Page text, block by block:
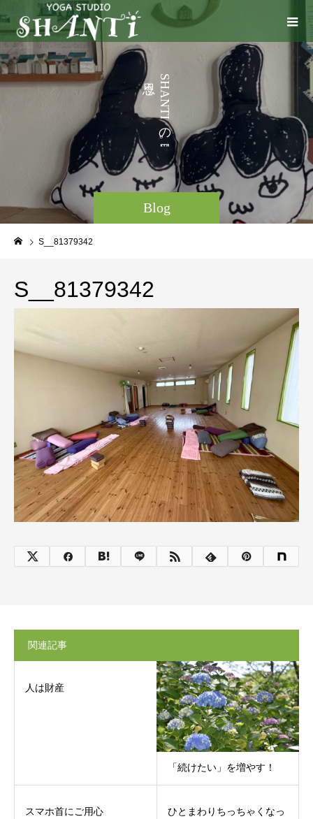
Blog
S
H
A
N
T
I
の
。
う
こ
S__81379342
S__81379342
関連記事
人は財産
「続けたい」を増やす！
スマホ首にご用心
ひとまわりちっちゃくなっ